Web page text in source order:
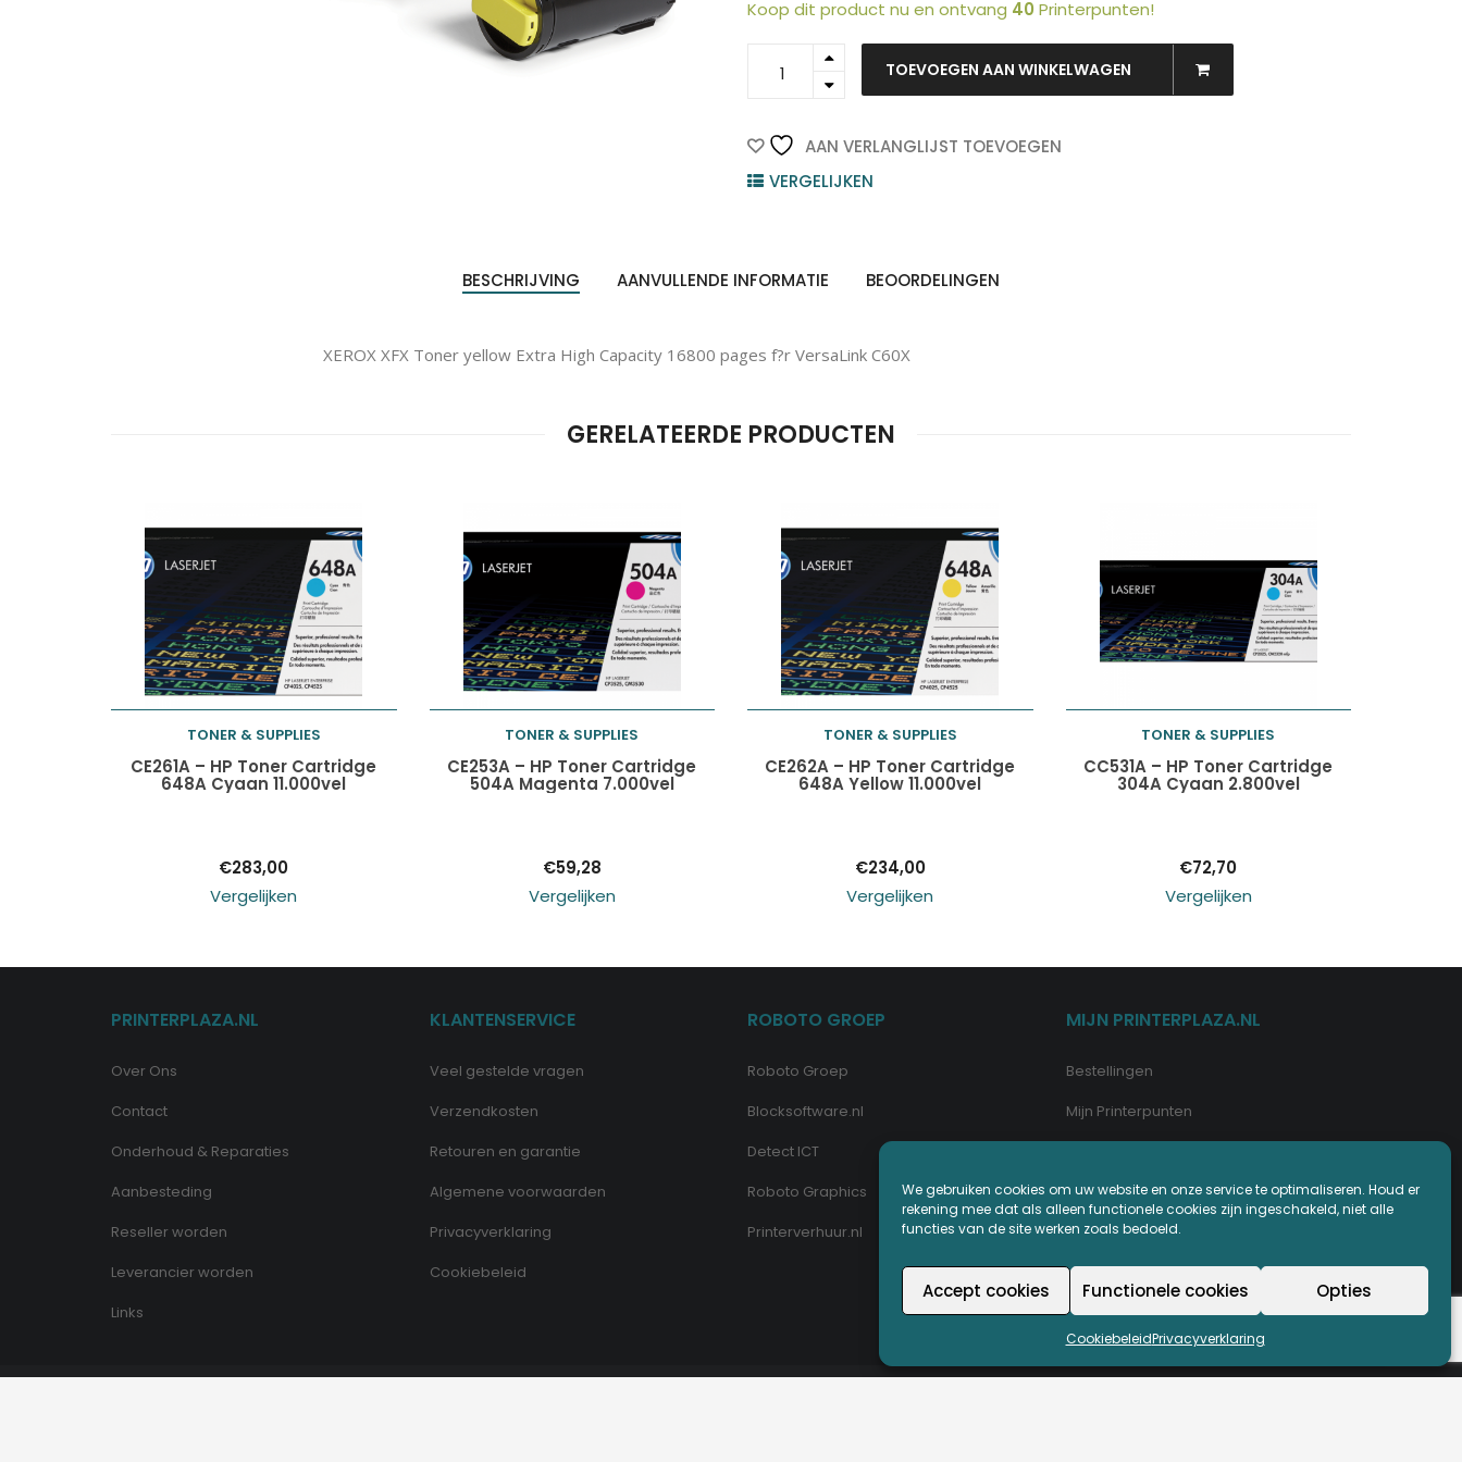
We gebruiken cookies om uw website en onze service te optimaliseren. Houd er
rekening mee dat als alleen functionele cookies zijn ingeschakeld, niet alle
functies van de site werken zoals bedoeld.
Accept cookies Functionele cookies Opties
CookiebeleidPrivacyverklaring
Koop dit product nu en ontvang 40 Printerpunten!
106R03922
TOEVOEGEN AAN WINKELWAGEN
AAN VERLANGLIJST TOEVOEGEN
VERGELIJKEN
BESCHRIJVING AANVULLENDE INFORMATIE BEOORDELINGEN
XEROX XFX Toner yellow Extra High Capacity 16800 pages f?r VersaLink C60X
GERELATEERDE PRODUCTEN
Toevoegen aan
TONER & SUPPLIES
CE261A – HP Toner Cartridge
648A Cyaan 11.000vel
€283,00
Vergelijken
Toevoegen aan
TONER & SUPPLIES
CE253A – HP Toner Cartridge
504A Magenta 7.000vel
€59,28
Vergelijken
Toevoegen aan
TONER & SUPPLIES
CE262A – HP Toner Cartridge
648A Yellow 11.000vel
€234,00
Vergelijken
Toevoegen aan
TONER & SUPPLIES
CC531A – HP Toner Cartridge
304A Cyaan 2.800vel
€72,70
Vergelijken
PRINTERPLAZA.NL
Over Ons
Contact
Onderhoud & Reparaties
Aanbesteding
Reseller worden
Leverancier worden
Links
KLANTENSERVICE
Veel gestelde vragen
Verzendkosten
Retouren en garantie
Algemene voorwaarden
Privacyverklaring
Cookiebeleid
ROBOTO GROEP
Roboto Groep
Blocksoftware.nl
Detect ICT
Roboto Graphics
Printerverhuur.nl
MIJN PRINTERPLAZA.NL
Bestellingen
Mijn Printerpunten
Wachtwoord vergeten